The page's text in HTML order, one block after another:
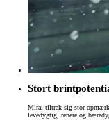
Stort
Mirai tiltrak sig stor
levedygtig, renere og